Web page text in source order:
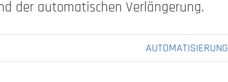
der automatischen Verlängerung.
AUTOMATISIERUNG